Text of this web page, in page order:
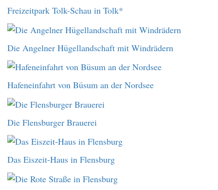
Freizeitpark Tolk-Schau in Tolk*
Die Angelner Hügellandschaft mit Windrädern
Hafeneinfahrt von Büsum an der Nordsee
Die Flensburger Brauerei
Das Eiszeit-Haus in Flensburg